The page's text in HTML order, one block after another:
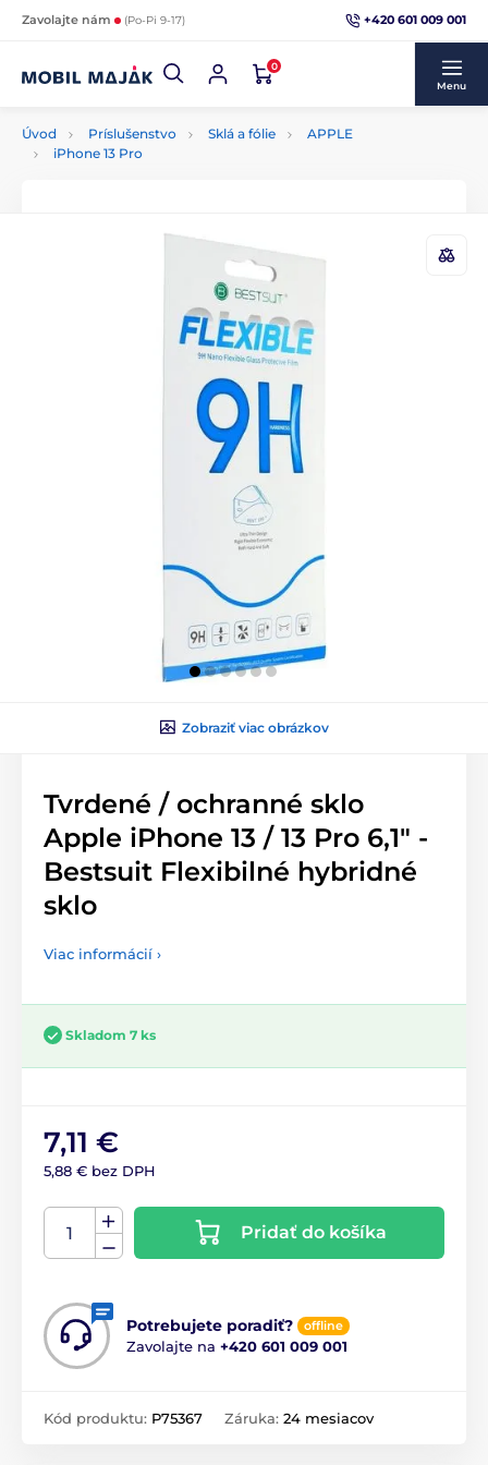
Zavolajte nám (Po-Pi 9-17) +420 601 009 001
0
Menu
Úvod Príslušenstvo Sklá a fólie
APPLE
iPhone 13 Pro
Zobraziť viac obrázkov
Tvrdené / ochranné sklo
Apple iPhone 13 / 13 Pro 6,1" -
Bestsuit Flexibilné hybridné
sklo
Viac informácií ›
Skladom 7 ks
7,11 €
5,88 € bez DPH
Pridať do košíka
Potrebujete poradiť? offline
Zavolajte na +420 601 009 001
Kód produktu: P75367 Záruka: 24 mesiacov